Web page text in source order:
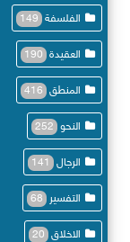
الفلسفة 149
العقيدة 190
المنطق 416
النحو 252
الرجال 141
التفسير 68
الاخلاق 20